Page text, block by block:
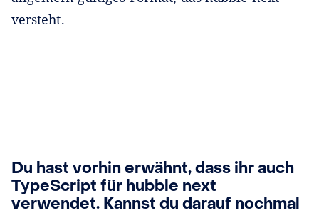
versteht.
Du hast vorhin erwähnt, dass ihr auch
TypeScript für hubble next
verwendet. Kannst du darauf nochmal